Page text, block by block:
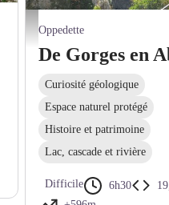
Gorges d'Oppedette - DB - CD04
Oppedette
Curiosité géologique
Espace naturel protégé
Histoire et patrimoine
Lac, cascade et rivière
Difficile 6h30